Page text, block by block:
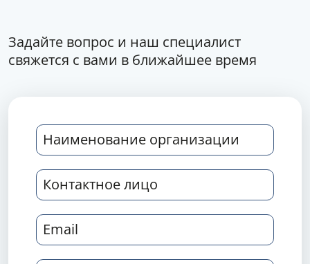
Задайте вопрос и наш специалист
свяжется с вами в ближайшее время